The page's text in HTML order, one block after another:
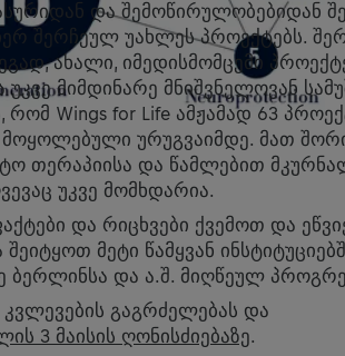
და შემოწირულობებიდან
შერჩეულ უახლეს პროექტებს.
ახალი, იმედისმომცემი
მიმდინარე მნიშვნელოვან
რომ Wings for Life ამჟამად 63
მოყოლებული ურუგვაიმდე. მათ
თერაპიისა და წამლებით
უკვე მომხდარია.
და რიცხვები ქვემოთ და
მეტი წამყვან
ბერლინსა და ა.შ. მიღწეულ
გაგრძელებას და
3 მაისის ღონისძიებაზე.